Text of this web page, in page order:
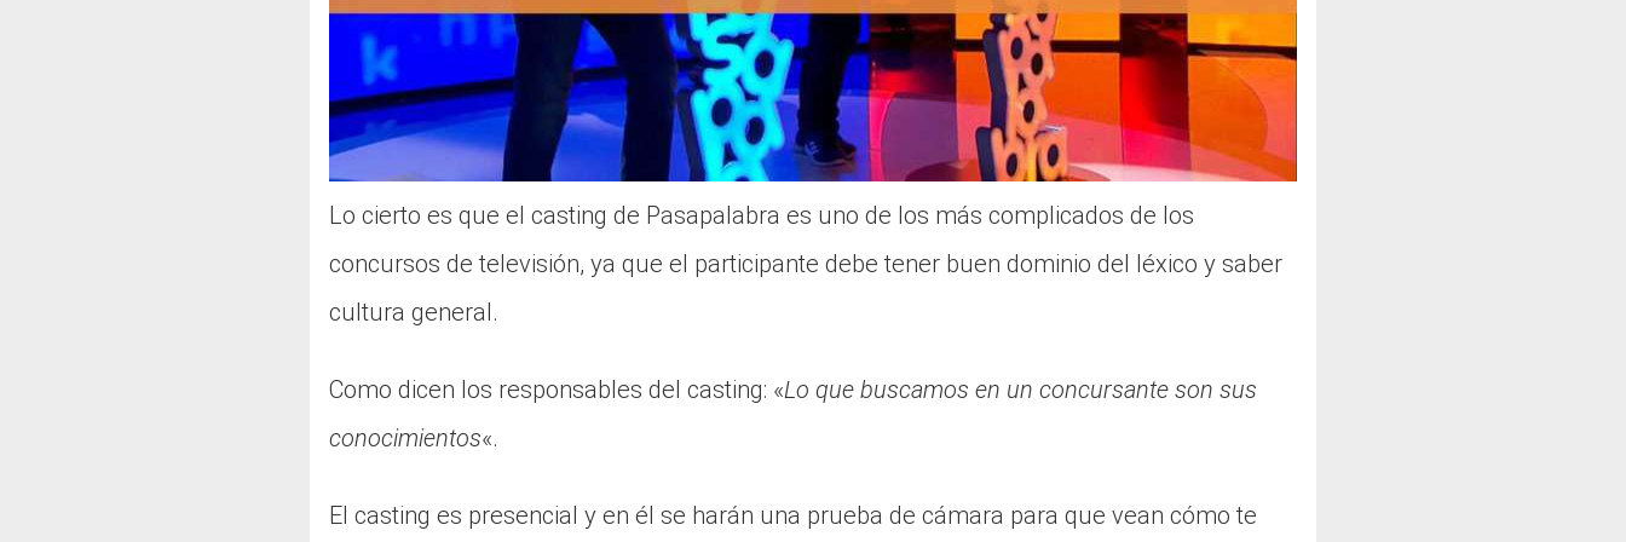
Lo cierto es que el casting de Pasapalabra es uno de los más complicados de los
concursos de televisión, ya que el participante debe tener buen dominio del léxico y saber
cultura general.
Como dicen los responsables del casting: «Lo que buscamos en un concursante son sus
conocimientos«.
El casting es presencial y en él se harán una prueba de cámara para que vean cómo te